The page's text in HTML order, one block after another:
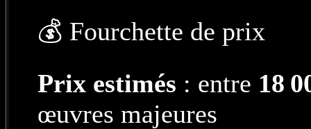
💰 Fourchette de prix
Prix estimés : entre 18
œuvres majeures